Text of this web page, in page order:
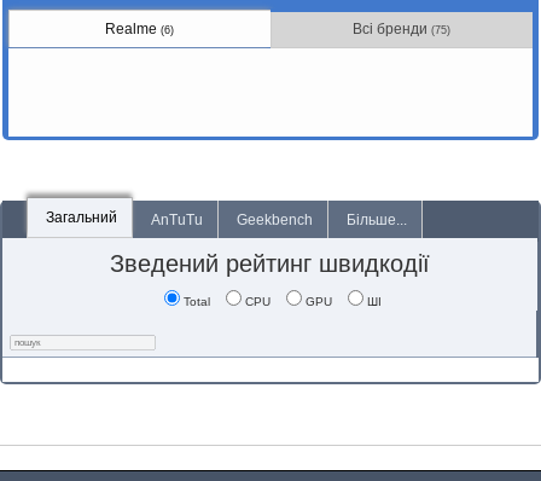
Realme(6) Всі бренди(75)
Загальний AnTuTu Geekbench Більше...
Зведений рейтинг швидкодії
Total CPU GPU ШІ